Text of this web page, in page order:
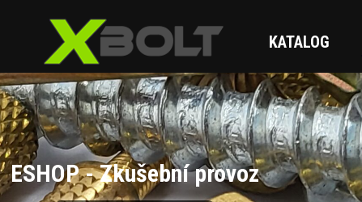
KATALOG
ESHOP - Zkušební provoz
You are here: